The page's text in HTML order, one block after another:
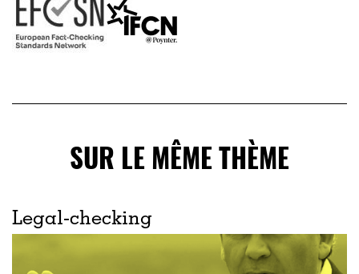
SUR LE MÊME THÈME
Legal-checking